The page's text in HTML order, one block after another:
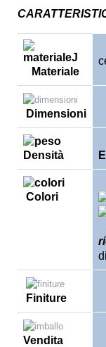
Materiale
Dimensioni
Densità
Colori
Finiture
Vendita